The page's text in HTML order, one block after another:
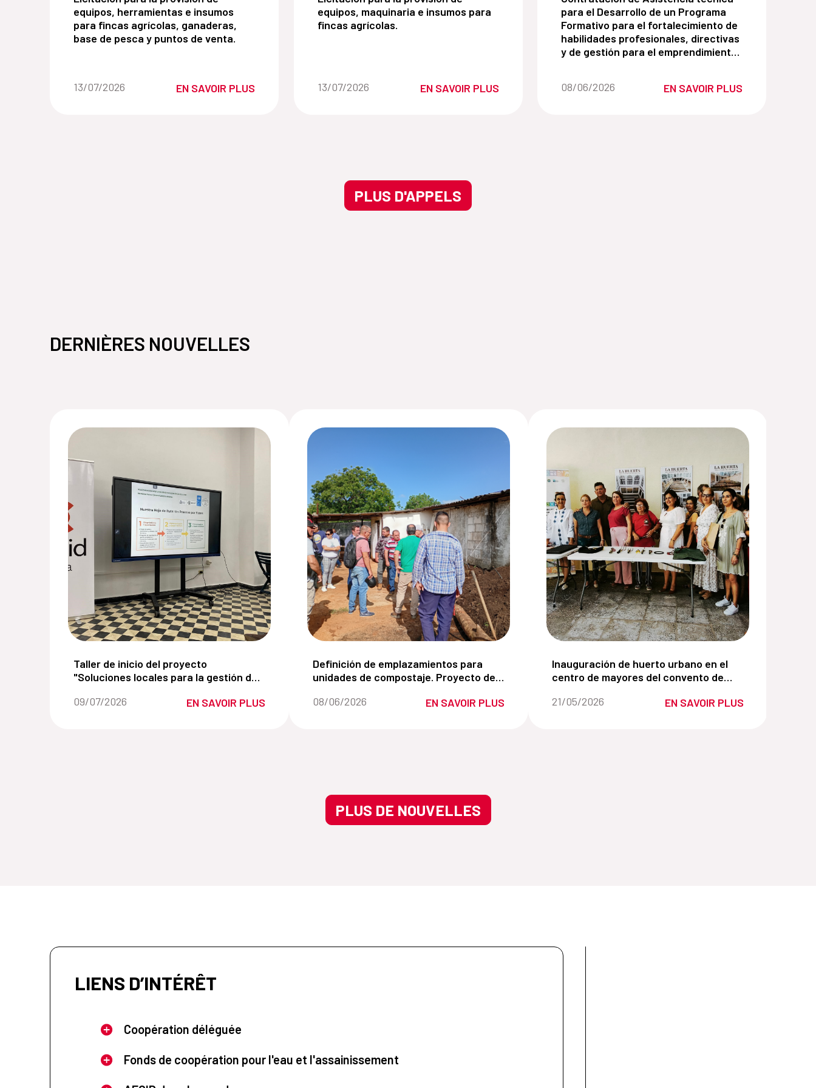
equipos, herramientas e insumos
para fincas agrícolas, ganaderas,
base de pesca y puntos de venta.
Fecha de la noticia::
13/07/2026 EN SAVOIR PLUS
equipos, maquinaria e insumos para
fincas agrícolas.
Fecha de la noticia::
13/07/2026 EN SAVOIR PLUS
para el Desarrollo de un Programa
Formativo para el fortalecimiento de
habilidades profesionales, directivas
y de gestión para el emprendimiento
Fecha de la noticia::
08/06/2026 EN SAVOIR PLUS
PLUS D'APPELS
DERNIÈRES NOUVELLES
Taller de inicio del proyecto "Soluciones locales para la gestión de residuos plásticos en la zona priorizada para la conservación de La Habana".:
Taller de inicio del proyecto
"Soluciones locales para la gestión de
para la conservación de La Habana".
Fecha de la noticia::
09/07/2026 EN SAVOIR PLUS
Definición de emplazamientos para unidades de compostaje. Proyecto de innovación Universidad de
Definición de emplazamientos para
unidades de compostaje. Proyecto de
Fecha de la noticia::
08/06/2026 EN SAVOIR PLUS
Inauguración de huerto urbano en el centro de
Inauguración de huerto urbano en el
centro de mayores del convento de
Fecha de la noticia::
21/05/2026 EN SAVOIR PLUS
PLUS DE NOUVELLES
LIENS D’INTÉRÊT
Coopération déléguée
Fonds de coopération pour l'eau et l'assainissement